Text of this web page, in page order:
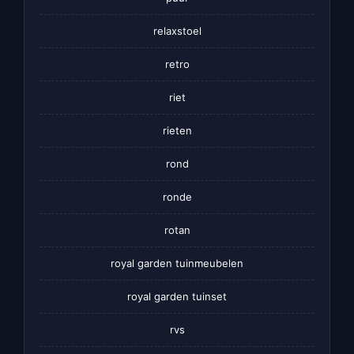
relaxstoel
retro
riet
rieten
rond
ronde
rotan
royal garden tuinmeubelen
royal garden tuinset
rvs